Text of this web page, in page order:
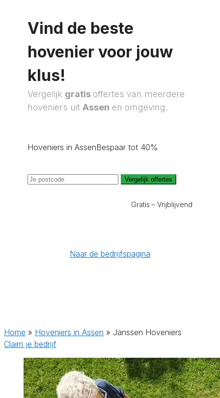
Vind de beste
hovenier voor jouw
klus!
Vergelijk gratis offertes van meerdere
hoveniers uit Assen en omgeving.
Hoveniers in AssenBespaar tot 40%
Vergelijk offertes
Gratis – Vrijblijvend
Naar de bedrijfspagina
Home » Hoveniers in Assen » Janssen Hoveniers
Claim je bedrijf